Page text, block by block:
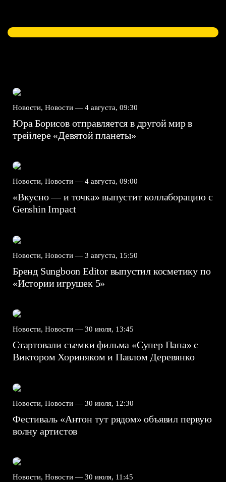
Новости, Новости — 4 августа, 09:30
Юра Борисов отправляется в другой мир в
трейлере «Девятой планеты»
Новости, Новости — 4 августа, 09:00
«Вкусно — и точка» выпустит коллаборацию с
Genshin Impact⁠⁠
Новости, Новости — 3 августа, 15:50
Бренд Sungboon Editor выпустил косметику по
«Истории игрушек 5»
Новости, Новости — 30 июля, 13:45
Стартовали съемки фильма «Супер Папа» с
Виктором Хориняком и Павлом Деревянко
Новости, Новости — 30 июля, 12:30
Фестиваль «Антон тут рядом» объявил первую
волну артистов
Новости, Новости — 30 июля, 11:45